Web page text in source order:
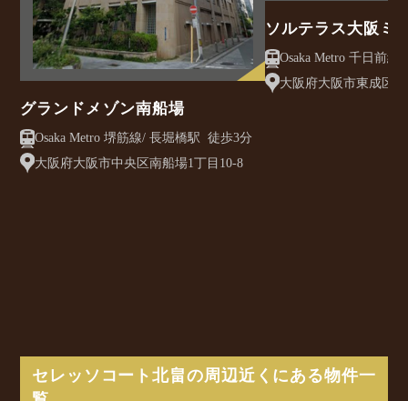
グランドメゾン南船場
Osaka Metro 堺筋線/ 長堀橋駅 徒歩3分
大阪府大阪市中央区南船場1丁目10-8
ソルテラス大阪ミ
クレアスト
大阪府大阪市東成区
セレッソコート北畠の周辺近くにある物件一